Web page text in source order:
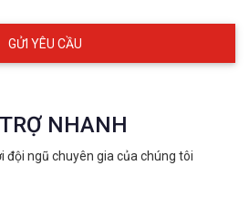
NHANH
đội ngũ chuyên gia của chúng tôi